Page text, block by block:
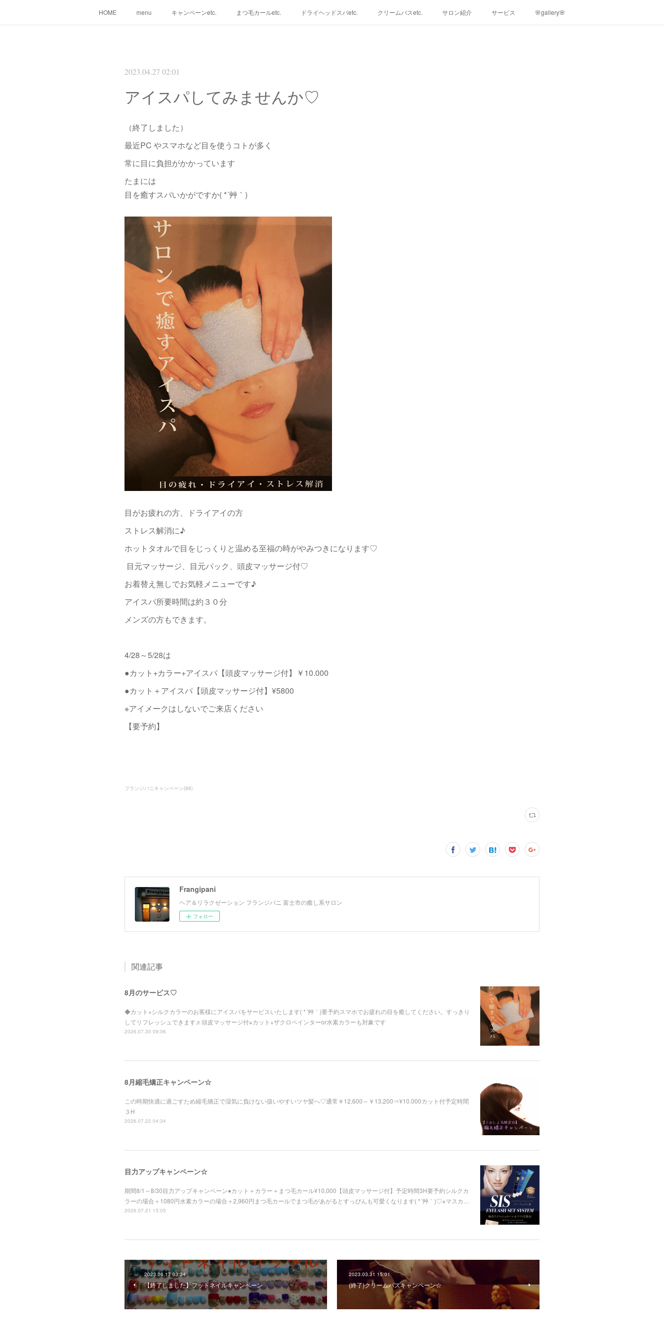
HOME menu キャンペーンetc. まつ毛カールetc. ドライヘッドスパetc. クリームバスetc. サロン紹介 サービス 🌸gallery🌸
2023.04.27 02:01
アイスパしてみませんか♡
（終了しました）
最近PC やスマホなど目を使うコトが多く
常に目に負担がかかっています
たまには
目を癒すスパいかがですか( *´艸｀)
目がお疲れの方、ドライアイの方
ストレス解消に♪
ホットタオルで目をじっくりと温める至福の時がやみつきになります♡
目元マッサージ、目元パック、頭皮マッサージ付♡
お着替え無しでお気軽メニューです♪
アイスパ所要時間は約３０分
メンズの方もできます。
4/28～5/28は
●カット+カラー+アイスパ【頭皮マッサージ付】￥10.000
●カット＋アイスパ【頭皮マッサージ付】¥5800
※アイメークはしないでご来店ください
【要予約】
フランジパニキャンペーン(88)
Frangipani
ヘア＆リラクゼーション フランジパニ 富士市の癒し系サロン
フォロー
関連記事
8月のサービス♡
◆カット+シルクカラーのお客様にアイスパをサービスいたします( *´艸｀)要予約スマホでお疲れの目を癒してください。すっきり
してリフレッシュできます♬頭皮マッサージ付※カット+ザクロペインターor水素カラーも対象です
2026.07.30 09:06
8月縮毛矯正キャンペーン☆
この時期快適に過ごすため縮毛矯正で湿気に負けない扱いやすいツヤ髪へ♡通常￥12,600～￥13,200⇒¥10.000カット付予定時間
３H
2026.07.22 04:34
目力アップキャンペーン☆
期間8/1～8/30目力アップキャンペーン●カット＋カラー＋まつ毛カール¥10,000【頭皮マッサージ付】予定時間3H要予約シルクカ
ラーの場合＋1080円水素カラーの場合＋2,960円まつ毛カールでまつ毛があがるとすっぴんも可愛くなります( *´艸｀)♡※マスカ…
2026.07.21 15:05
2023.06.17 03:34
【終了しました】フットネイルキャンペーン
2023.03.31 15:01
(終了)クリームバスキャンペーン☆